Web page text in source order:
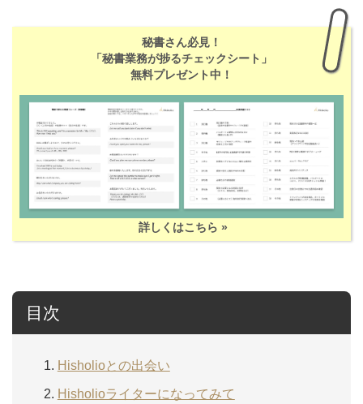
秘書さん必見！
「秘書業務が捗るチェックシート」
無料プレゼント中！
詳しくはこちら »
目次
Hisholioとの出会い
Hisholioライターになってみて